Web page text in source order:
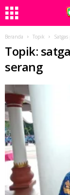
Beranda Topik
Topik:
serang